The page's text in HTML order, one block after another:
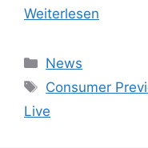
Weiterlesen
Kategorien
News
Schlagwörter
Consumer
Live